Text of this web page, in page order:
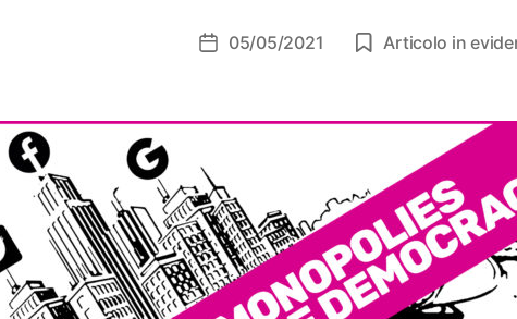
Data05/05/2021 Articolo in